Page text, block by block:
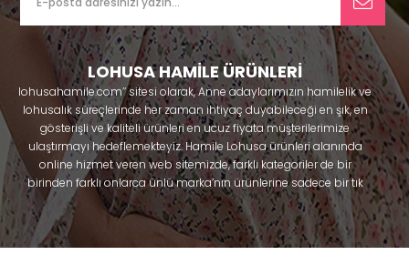
LOHUSA HAMİLE ÜRÜNLERİ
lohusahamile.com’’ sitesi olarak, Anne adaylarımızın hamilelik ve
lohusalık süreçlerinde her zaman ihtiyaç duyabileceği en şık, en
gösterişli ve kaliteli ürünleri en ucuz fiyata müşterilerimize
ulaştırmayı hedeflemekteyiz. Hamile Lohusa ürünleri alanında
online hizmet veren web sitemizde, farklı kategoriler de bir
birinden farklı onlarca ünlü marka’nın ürünlerine sadece bir tık
uzaklıkta olacaksınız. Hem hamilelik öncesi hem doğum sonrası
kullanabileceğiniz ürünler ile gebelik döneminizi huzur içinde
geçirmenize yardımcı olmaya çalışmaktayız. Annelerimizin